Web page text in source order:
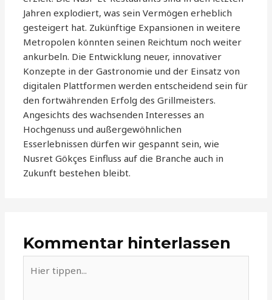
Jahren explodiert, was sein Vermögen erheblich
gesteigert hat. Zukünftige Expansionen in weitere
Metropolen könnten seinen Reichtum noch weiter
ankurbeln. Die Entwicklung neuer, innovativer
Konzepte in der Gastronomie und der Einsatz von
digitalen Plattformen werden entscheidend sein für
den fortwährenden Erfolg des Grillmeisters.
Angesichts des wachsenden Interesses an
Hochgenuss und außergewöhnlichen
Esserlebnissen dürfen wir gespannt sein, wie
Nusret Gökçes Einfluss auf die Branche auch in
Zukunft bestehen bleibt.
Kommentar hinterlassen
tippen...